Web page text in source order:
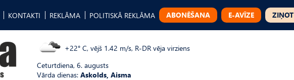
KONTAKTI REKLĀMA POLITISKĀ REKLĀMA ABONĒŠANA E-AVĪZE
+22° C, vējš 1.42 m/s, R-DR vēja virziens
Ceturtdiena, 6. augusts
Vārda dienas: Askolds, Aisma